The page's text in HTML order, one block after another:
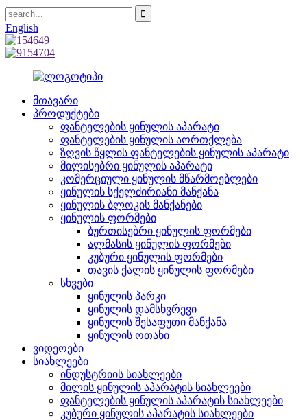
English
მთავარი
პროდუქტები
ფანტელების ყინულის აპარატი
ფანტელების ყინულის აორთქლება
ზღვის წყლის ფანტელების ყინულის აპარატი
მილისებრი ყინულის აპარატი
კომერციული ყინულის მწარმოებლები
ყინულის სქელძირიანი მანქანა
ყინულის ბლოკის მანქანები
ყინულის ფორმები
ბურთისებრი ყინულის ფორმები
ალმასის ყინულის ფორმები
კუბური ყინულის ფორმები
თავის ქალის ყინულის ფორმები
სხვები
ყინულის პარკი
ყინულის დამსხვრევი
ყინულის შესაფუთი მანქანა
ყინულის ოთახი
ვიდეოები
სიახლეები
ინდუსტრიის სიახლეები
მილის ყინულის აპარატის სიახლეები
ფანტელების ყინულის აპარატის სიახლეები
კუბური ყინულის აპარატის სიახლეები